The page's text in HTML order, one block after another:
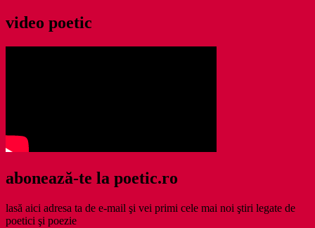
video poetic
abonează-te la poetic.ro
lasă aici adresa ta de e-mail şi vei primi cele mai noi ştiri legate de
poetici şi poezie